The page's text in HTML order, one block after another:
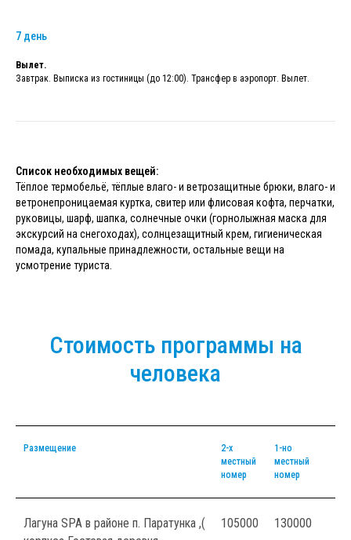
7 день
Вылет.
Завтрак. Выписка из гостиницы (до 12:00). Трансфер в аэропорт. Вылет.
Список необходимых вещей:
Тёплое термобельё, тёплые влаго- и ветрозащитные брюки, влаго- и
ветронепроницаемая куртка, свитер или флисовая кофта, перчатки,
руковицы, шарф, шапка, солнечные очки (горнолыжная маска для
экскурсий на снегоходах), солнцезащитный крем, гигиеническая
помада, купальные принадлежности, остальные вещи на
усмотрение туриста.
Стоимость программы на
человека
Размещение
2-х
местный
номер
1-но
местный
номер
Лагуна SPA в районе п. Паратунка ,(
105000 130000